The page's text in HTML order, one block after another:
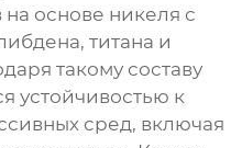
на основе никеля с
титана и
такому составу
устойчивостью к
сред, включая